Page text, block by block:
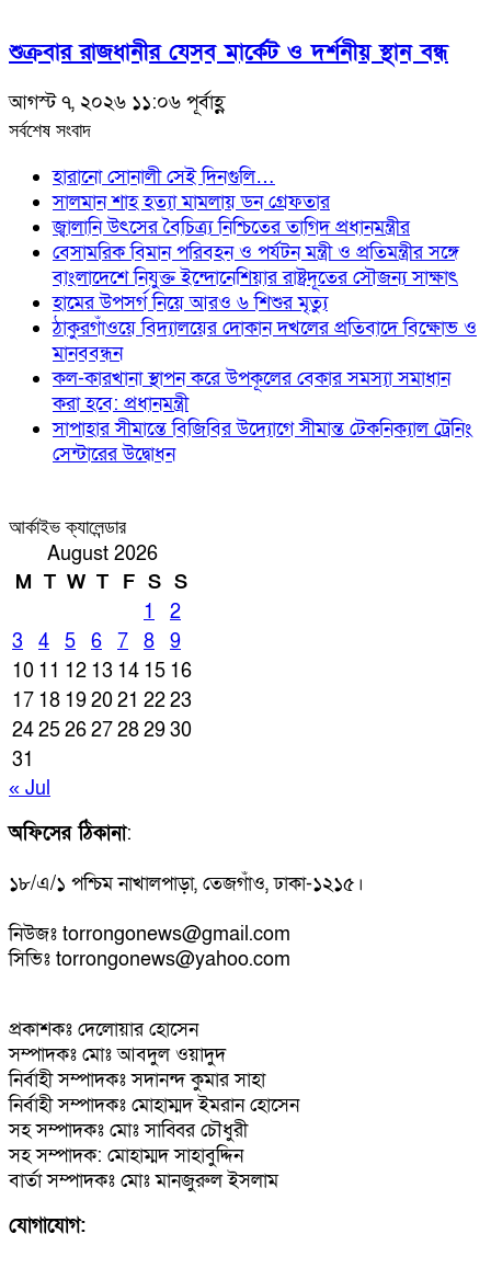
শুক্রবার রাজধানীর যেসব মার্কেট ও দর্শনীয় স্থান বন্ধ
আগস্ট ৭, ২০২৬ ১১:০৬ পূর্বাহ্ণ
সর্বশেষ সংবাদ
হারানো সোনালী সেই দিনগুলি…
সালমান শাহ হত্যা মামলায় ডন গ্রেফতার
জ্বালানি উৎসের বৈচিত্র্য নিশ্চিতের তাগিদ প্রধানমন্ত্রীর
বেসামরিক বিমান পরিবহন ও পর্যটন মন্ত্রী ও প্রতিমন্ত্রীর সঙ্গে
বাংলাদেশে নিযুক্ত ইন্দোনেশিয়ার রাষ্ট্রদূতের সৌজন্য সাক্ষাৎ
হামের উপসর্গ নিয়ে আরও ৬ শিশুর মৃত্যু
ঠাকুরগাঁওয়ে বিদ্যালয়ের দোকান দখলের প্রতিবাদে বিক্ষোভ ও
মানববন্ধন
কল-কারখানা স্থাপন করে উপকূলের বেকার সমস্যা সমাধান
করা হবে: প্রধানমন্ত্রী
সাপাহার সীমান্তে বিজিবির উদ্যোগে সীমান্ত টেকনিক্যাল ট্রেনিং
সেন্টারের উদ্বোধন
আর্কাইভ ক্যালেন্ডার
August 2026
M T W T F S S
1
2
3
4 5 6 7 8
9
10 11 12 13 14 15 16
17 18 192021 2223
24252627282930
31
« Jul
অফিসের ঠিকানা:
১৮/এ/১ পশ্চিম নাখালপাড়া, তেজগাঁও, ঢাকা-১২১৫।
নিউজঃ torrongonews@gmail.com
সিভিঃ torrongonews@yahoo.com
প্রকাশকঃ দেলোয়ার হোসেন
সম্পাদকঃ মোঃ আবদুল ওয়াদুদ
নির্বাহী সম্পাদকঃ সদানন্দ কুমার সাহা
নির্বাহী সম্পাদকঃ মোহাম্মদ ইমরান হোসেন
সহ সম্পাদকঃ মোঃ সাব্বির চৌধুরী
সহ সম্পাদক: মোহাম্মদ সাহাবুদ্দিন
বার্তা সম্পাদকঃ মোঃ মানজুরুল ইসলাম
যোগাযোগ: